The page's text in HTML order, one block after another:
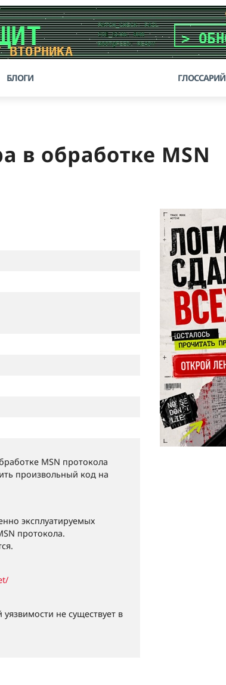
БЛОГИ ГЛОССАРИЙ
в обработке MSN
MSN протокола
произвольный код на
эксплуатируемых
протокола.
не существует в